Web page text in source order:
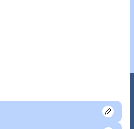
© 2026 Collecto. Tous droits réservés.